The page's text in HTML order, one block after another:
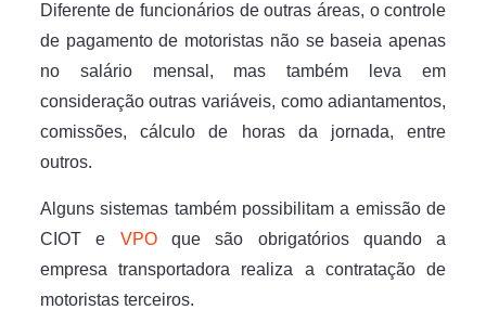
Diferente de funcionários de outras áreas, o controle
de pagamento de motoristas não se baseia apenas
no salário mensal, mas também leva em
consideração outras variáveis, como adiantamentos,
comissões, cálculo de horas da jornada, entre
outros.
Alguns sistemas também possibilitam a emissão de
CIOT e VPOque são obrigatórios quando a
empresa transportadora realiza a contratação de
motoristas terceiros.